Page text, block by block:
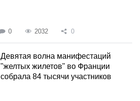
0 2032 0
Девятая волна манифестаций
"желтых жилетов" во Франции
собрала 84 тысячи участников